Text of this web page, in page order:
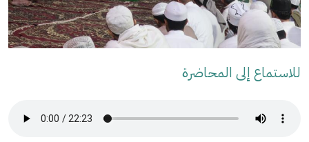
للاستماع إلى المحاضرة
Audio Stream